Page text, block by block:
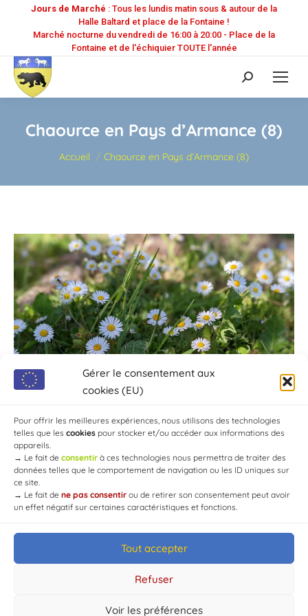
Gérer le consentement aux
cookies (EU)
Pour offrir les meilleures expériences, nous utilisons des technologies
telles que les cookies pour stocker et/ou accéder aux informations des
appareils.
→ Le fait de consentir à ces technologies nous permettra de traiter des
données telles que le comportement de navigation ou les ID uniques sur
ce site.
→ Le fait de ne pas consentir ou de retirer son consentement peut avoir
un effet négatif sur certaines caractéristiques et fonctions.
Tout accepter
Refuser
Voir les préférences
Jours de Marché : Tous les lundis matin sous & autour de la
Halle Baltard et place de la Fontaine !
Marché nocturne du vendredi de 16:00 à 20:00 - Place de la
Fontaine et de l'échiquier TOUTE l'année
Recherche
:
Chaource en Pays d’Armance (8)
Vous êtes ici :
Accueil Chaource en Pays d’Armance (8)
© Mairie de Chaource [2004-2024] | Tous droits réservés.
Developed byWEB3-DESIGN